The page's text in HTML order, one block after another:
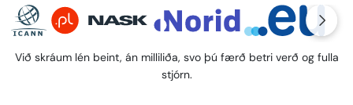
Við skráum lén beint, án milliliða, svo þú færð betri verð og fulla
stjórn.